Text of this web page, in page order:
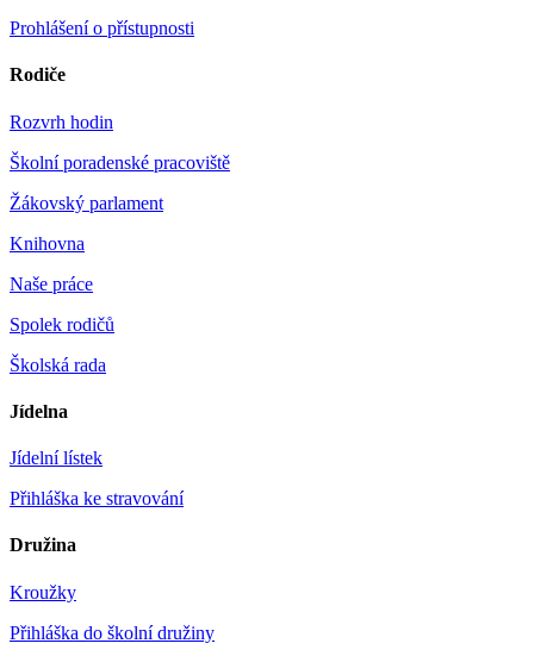
Prohlášení o přístupnosti
Rodiče
Rozvrh hodin
Školní poradenské pracoviště
Žákovský parlament
Knihovna
Naše práce
Spolek rodičů
Školská rada
Jídelna
Jídelní lístek
Přihláška ke stravování
Družina
Kroužky
Přihláška do školní družiny